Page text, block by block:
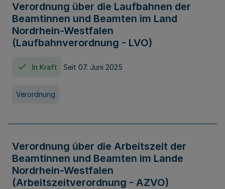
Verordnung über die Laufbahnen der
Beamtinnen und Beamten im Land
Nordrhein-Westfalen
(Laufbahnverordnung - LVO)
In Kraft Seit 07. Juni 2025
Verordnung
Verordnung über die Arbeitszeit der
Beamtinnen und Beamten im Lande
Nordrhein-Westfalen
(Arbeitszeitverordnung - AZVO)